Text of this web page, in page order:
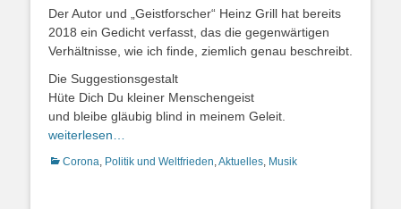
Der Autor und „Geistforscher“ Heinz Grill hat bereits
2018 ein Gedicht verfasst, das die gegenwärtigen
Verhältnisse, wie ich finde, ziemlich genau beschreibt.
Die Suggestionsgestalt
Hüte Dich Du kleiner Menschengeist
und bleibe gläubig blind in meinem Geleit.
weiterlesen…
Kategorien
Corona, Politik und Weltfrieden,Aktuelles, Musik